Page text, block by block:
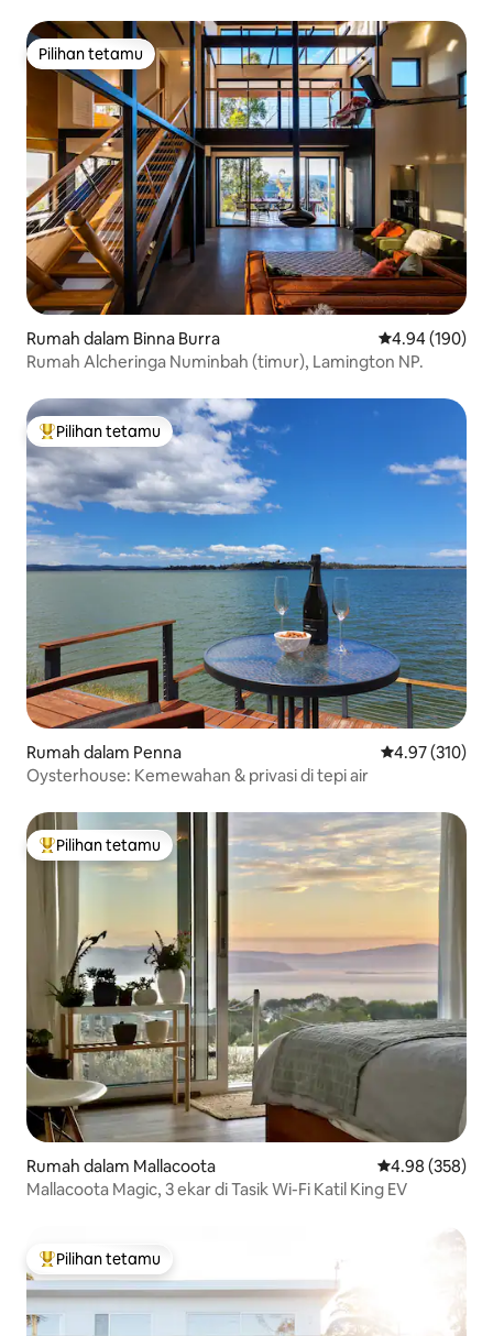
Pilihan tetamu
Pilihan tetamu
Rumah dalam Binna Burra Penarafan
4.94 (190)
Rumah Alcheringa Numinbah (timur), Lamington NP.
Pilihan utama tetamu
Pilihan tetamu
Rumah dalam Penna Penarafan
4.97 (310)
Oysterhouse: Kemewahan & privasi di tepi air
Pilihan utama tetamu
Pilihan tetamu
Rumah dalam Mallacoota Penarafan
4.98 (358)
Mallacoota Magic, 3 ekar di Tasik Wi-Fi Katil King EV
Pilihan utama tetamu
Pilihan tetamu